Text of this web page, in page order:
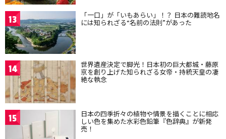
13 「一口」が「いもあらい」！？ 日本の難読地名
には知られざる“名前の法則”があった
14 世界遺産決定で脚光！日本初の巨大都城・藤原
京を創り上げた知られざる女帝・持統天皇の凄
絶な執念
15 日本の四季折々の植物や情景を描くことに相応
しい色を集めた水彩色鉛筆『色辞典』が新発
売！